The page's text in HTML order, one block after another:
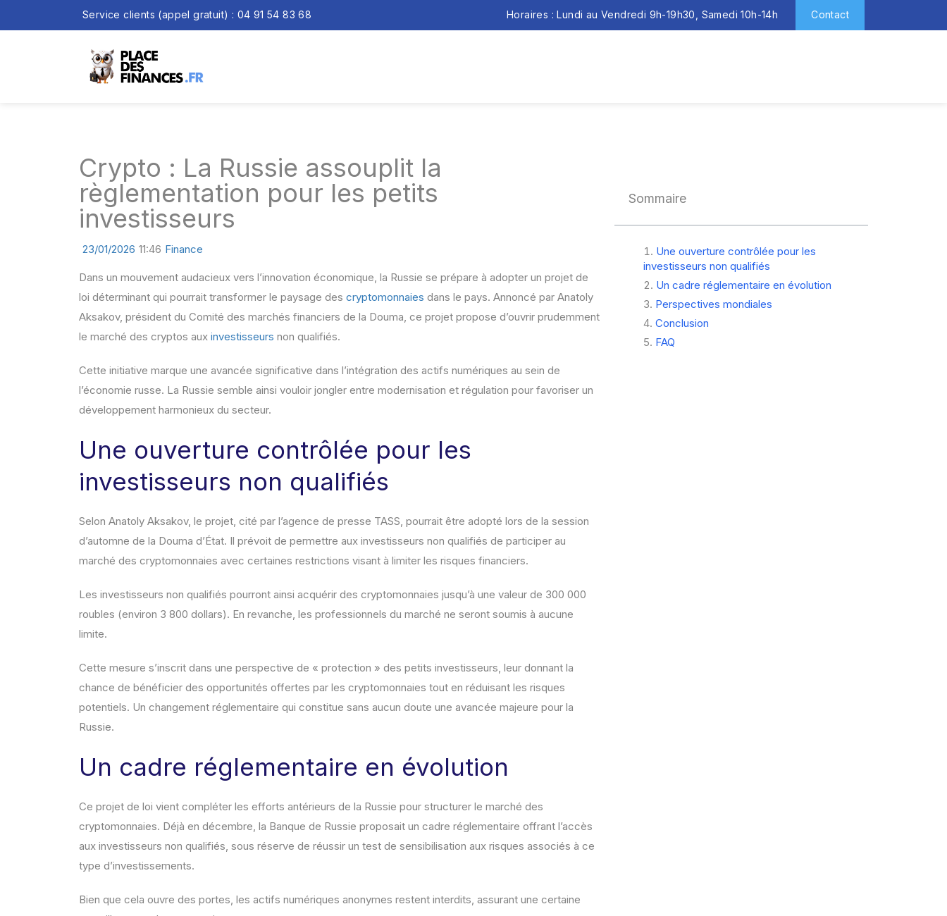
Service clients (appel gratuit) : 04 91 54 83 68 Horaires : Lundi au Vendredi 9h-19h30, Samedi 10h-14h Contact
Crypto : La Russie assouplit la
règlementation pour les petits
investisseurs
23/01/2026 11:46 Finance
Dans un mouvement audacieux vers l’innovation économique, la Russie se prépare à adopter un projet de
loi déterminant qui pourrait transformer le paysage des cryptomonnaies dans le pays. Annoncé par Anatoly
Aksakov, président du Comité des marchés financiers de la Douma, ce projet propose d’ouvrir prudemment
le marché des cryptos aux investisseurs non qualifiés.
Cette initiative marque une avancée significative dans l’intégration des actifs numériques au sein de
l’économie russe. La Russie semble ainsi vouloir jongler entre modernisation et régulation pour favoriser un
développement harmonieux du secteur.
Une ouverture contrôlée pour les
investisseurs non qualifiés
Selon Anatoly Aksakov, le projet, cité par l’agence de presse TASS, pourrait être adopté lors de la session
d’automne de la Douma d’État. Il prévoit de permettre aux investisseurs non qualifiés de participer au
marché des cryptomonnaies avec certaines restrictions visant à limiter les risques financiers.
Les investisseurs non qualifiés pourront ainsi acquérir des cryptomonnaies jusqu’à une valeur de 300 000
roubles (environ 3 800 dollars). En revanche, les professionnels du marché ne seront soumis à aucune
limite.
Cette mesure s’inscrit dans une perspective de « protection » des petits investisseurs, leur donnant la
chance de bénéficier des opportunités offertes par les cryptomonnaies tout en réduisant les risques
potentiels. Un changement réglementaire qui constitue sans aucun doute une avancée majeure pour la
Russie.
Un cadre réglementaire en évolution
Ce projet de loi vient compléter les efforts antérieurs de la Russie pour structurer le marché des
cryptomonnaies. Déjà en décembre, la Banque de Russie proposait un cadre réglementaire offrant l’accès
aux investisseurs non qualifiés, sous réserve de réussir un test de sensibilisation aux risques associés à ce
type d’investissements.
Bien que cela ouvre des portes, les actifs numériques anonymes restent interdits, assurant une certaine
Sommaire
Une ouverture contrôlée pour les
investisseurs non qualifiés
Un cadre réglementaire en évolution
Perspectives mondiales
Conclusion
FAQ